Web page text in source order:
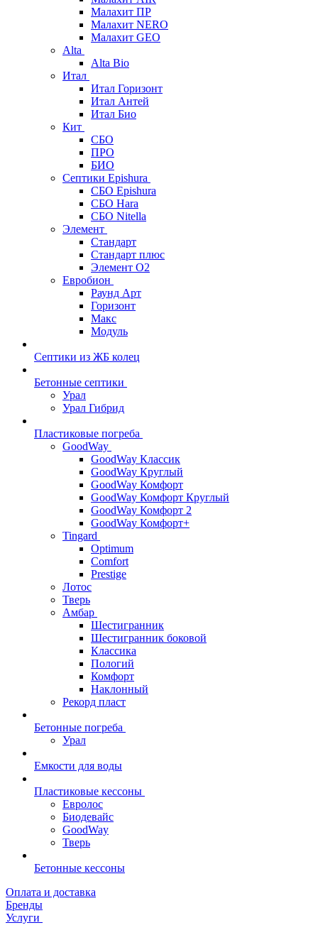
Малахит ПР
Малахит NERO
Малахит GEO
Alta
Alta Bio
Итал
Итал Горизонт
Итал Антей
Итал Био
Кит
СБО
ПРО
БИО
Септики Epishura
СБО Epishura
СБО Hara
СБО Nitella
Элемент
Стандарт
Стандарт плюс
Элемент О2
Евробион
Раунд Арт
Горизонт
Макс
Модуль
Септики из ЖБ колец
Бетонные септики
Урал
Урал Гибрид
Пластиковые погреба
GoodWay
GoodWay Классик
GoodWay Круглый
GoodWay Комфорт
GoodWay Комфорт Круглый
GoodWay Комфорт 2
GoodWay Комфорт+
Tingard
Optimum
Comfort
Prestige
Лотос
Тверь
Амбар
Шестигранник
Шестигранник боковой
Классика
Пологий
Комфорт
Наклонный
Рекорд пласт
Бетонные погреба
Урал
Емкости для воды
Пластиковые кессоны
Евролос
Биодевайс
GoodWay
Тверь
Бетонные кессоны
Оплата и доставка
Бренды
Услуги